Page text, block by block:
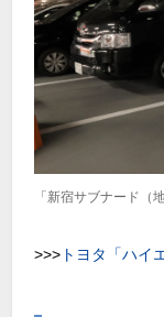
「新宿サブナード（
>>> トヨタ「ハイ